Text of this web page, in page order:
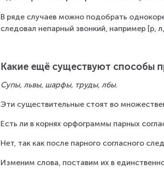
В ряде случаев можно подобрать
следовал непарный звонкий, например [р,
Какие ещё существуют способы
Супы, львы, шарфы, труды, лбы.
Эти существительные стоят во
Есть ли в корнях орфограммы парных
Нет, так как после парного согласного
Изменим слова, поставим их в